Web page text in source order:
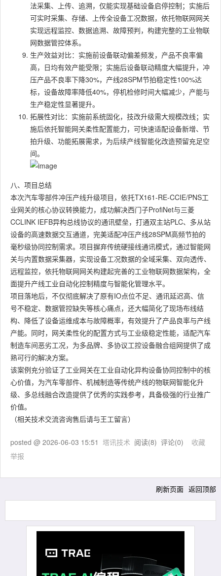
法采集、上传、追溯，仅能实现基础设备启停控制；实施后
可实时采集、存储、上传全设备工况数据，依托物联网网关
实现远程监控、数据追溯、故障预判，构建完整的工业物联
网数据管控体系。
生产效益对比：实施前设备联动偏差频发，产品不良率偏
高，日均有效产能受限；实施后设备联动精度大幅提升，冲
压产品不良率下降30%，产线28SPM节拍稳定性100%达
标，设备故障率降低40%，停机检修时间大幅减少，产能与
生产稳定性显著提升。
拓展性对比：实施前系统固化，技改升级需大规模改线；实
施后依托智能网关柔性配置能力，可快速适配设备新增、节
拍升级、功能拓展需求，为后续产线智能化改造预留充足空
间。
八、项目总结
本次汽车零部件冲压产线升级项目，依托TX161-RE-CCIE/PNS工
业网关的核心协议转换能力，成功解决西门子ProfiNet与三菱
CCLINK IEFB异构总线协议的通讯壁垒，打通双主站PLC、多从站
设备的高速数据交互通道，完美适配冲压产线28SPM高频节拍的
毫秒级协同控制需求。项目摒弃传统硬接线通讯模式，通过智能网
关与内置数据采集器，实现设备工况数据的全域采集、双向透传、
远程监控，依托物联网网关构建起完善的工业物联网数据架构，全
面提升产线工业自动化控制精度与智能化管理水平。
项目落地后，不仅彻底解决了原有IO点位不足、通讯延迟高、信
号不稳定、数据管控缺失等核心痛点，还大幅简化了现场布线结
构、降低了设备运维成本与故障概率，有效提升了产品良率与产线
产能。同时，网关柔性化的配置方式与工业级稳定性能，适配汽车
制造车间恶劣工况，为多品牌、多协议工控设备融合组网提供了成
熟可行的解决方案。
该案例充分验证了工业网关在工业自动化异构设备协同控制中的核
心价值，为汽车零部件、机械制造等传统产线的物联网智能化升
级、多总线融合改造提供了优秀的实践参考，具备极强的行业推广
价值。
（相关技术交流咨询售后请与王工留言）
posted @ 2026-06-03 15:51 塔讯技术 阅读(8) 评论(0) 收藏
举报
刷新页面 返回顶部